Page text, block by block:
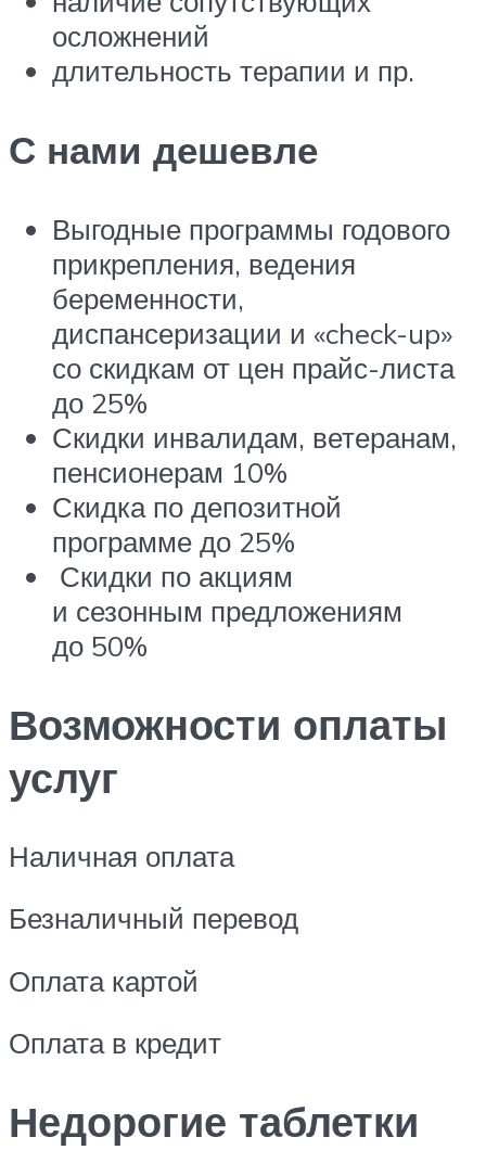
осложнений
длительность терапии и пр.
С нами дешевле
Выгодные программы годового
прикрепления, ведения
беременности,
диспансеризации и «check-up»
со скидкам от цен прайс-листа
до 25%
Скидки инвалидам, ветеранам,
пенсионерам 10%
Скидка по депозитной
программе до 25%
Скидки по акциям
и сезонным предложениям
до 50%
Возможности оплаты
услуг
Наличная оплата
Безналичный перевод
Оплата картой
Оплата в кредит
Недорогие таблетки